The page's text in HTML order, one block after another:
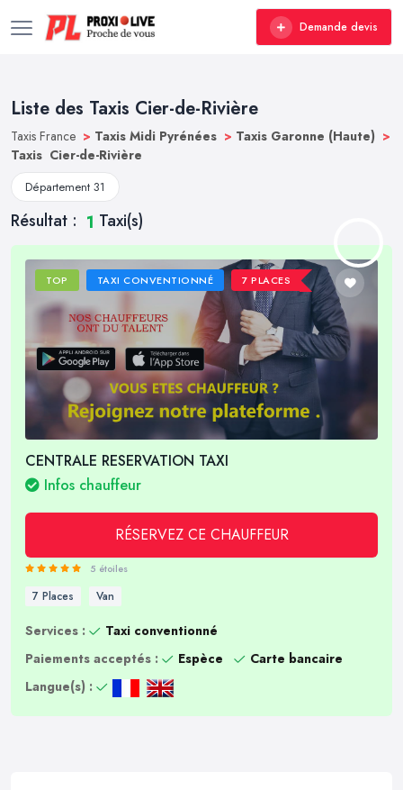
Demande devis
Liste des Taxis Cier-de-Rivière
Taxis France > Taxis Midi Pyrénées > Taxis Garonne (Haute) >
Taxis Cier-de-Rivière
Département 31
Résultat : 1 Taxi(s)
TOP TAXI CONVENTIONNÉ 7 PLACES
CENTRALE RESERVATION TAXI
Infos chauffeur
RÉSERVEZ CE CHAUFFEUR
5 étoiles
7 Places Van
Services :
Taxi conventionné
Paiements acceptés :
Espèce
Carte bancaire
Langue(s) :